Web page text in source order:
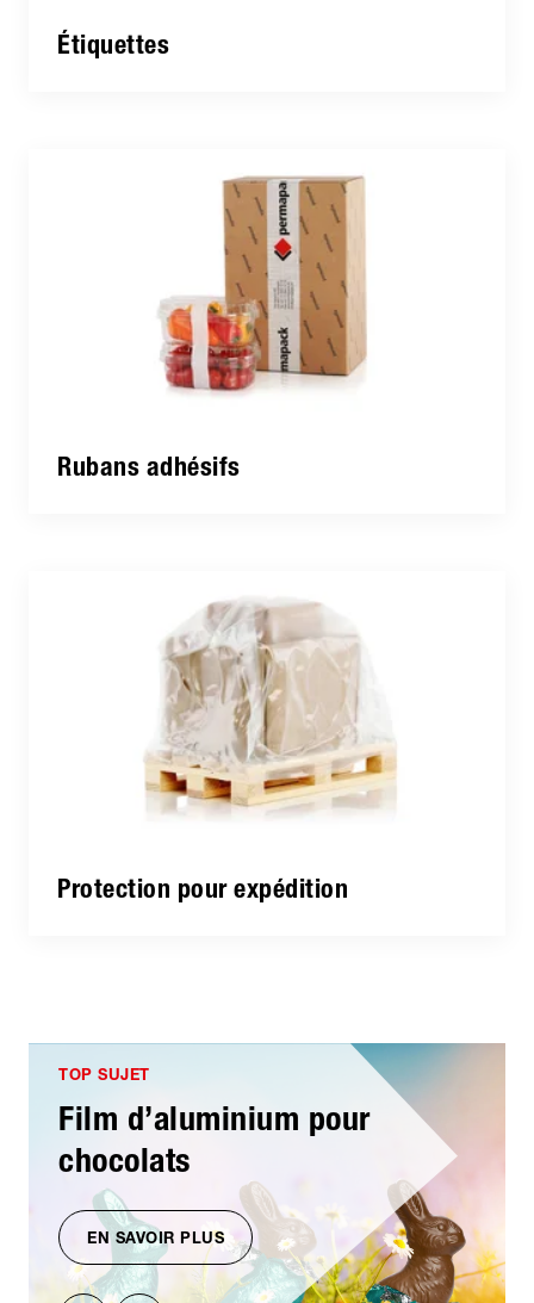
Étiquettes
Rubans adhésifs
Protection pour expédition
TOP SUJET
Film d’aluminium pour
chocolats
EN SAVOIR PLUS